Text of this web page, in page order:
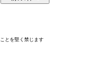
とを堅く禁じます